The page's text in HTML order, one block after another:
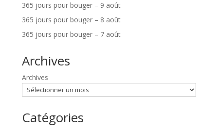
365 jours pour bouger – 9 août
365 jours pour bouger – 8 août
365 jours pour bouger – 7 août
Archives
Archives
Catégories